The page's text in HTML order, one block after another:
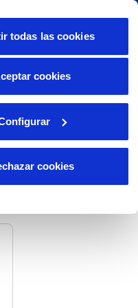
cookies
cookies
todas las cookies
o posibles
clientes